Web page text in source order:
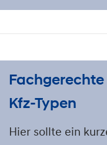
Kfz-Typen
Hier sollte ein